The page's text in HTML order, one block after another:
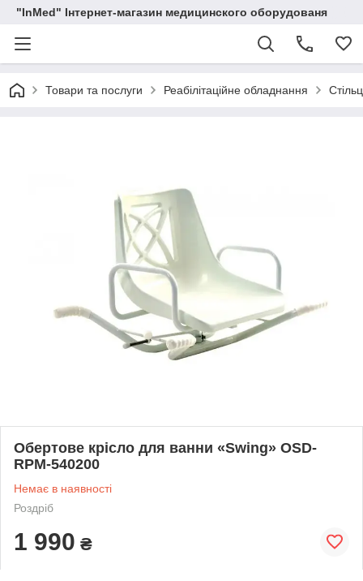
"InMed" Інтернет-магазин медицинского оборудованя
Товари та послуги Реабілітаційне обладнання
Обертове крісло для ванни «Swing» OSD-
RPM-540200
Немає в наявності
Роздріб
1 990 ₴